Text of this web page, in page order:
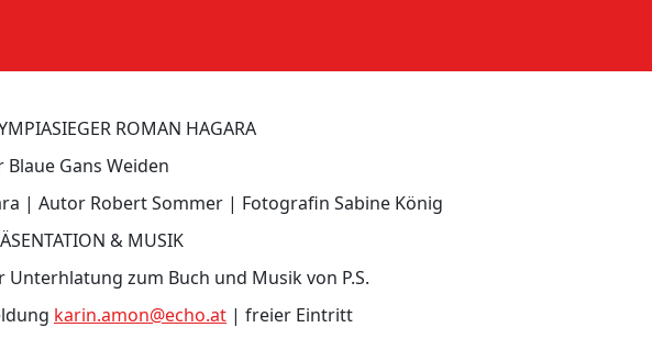
ROMAN HAGARA
Gans Weiden
| Autor Robert Sommer | Fotografin Sabine König
& MUSIK
zum Buch und Musik von P.S.
karin.amon@echo.at | freier Eintritt